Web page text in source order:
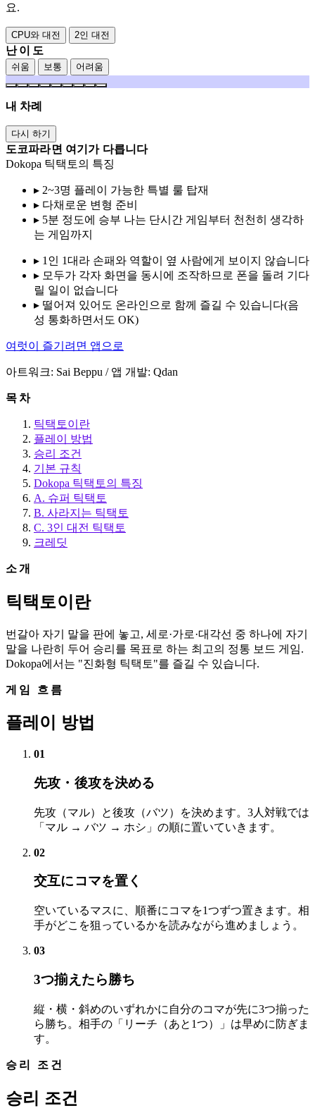
요.
CPU와 대전 2인 대전
난이도
쉬움 보통 어려움
내 차례
다시 하기
도코파라면 여기가 다릅니다
Dokopa 틱택토의 특징
▸ 2~3명 플레이 가능한 특별 룰 탑재
▸ 다채로운 변형 준비
▸ 5분 정도에 승부 나는 단시간 게임부터 천천히 생각하
는 게임까지
▸ 1인 1대라 손패와 역할이 옆 사람에게 보이지 않습니다
▸ 모두가 각자 화면을 동시에 조작하므로 폰을 돌려 기다
릴 일이 없습니다
▸ 떨어져 있어도 온라인으로 함께 즐길 수 있습니다(음
성 통화하면서도 OK)
여럿이 즐기려면 앱으로
아트워크: Sai Beppu / 앱 개발: Qdan
목차
틱택토이란
플레이 방법
승리 조건
기본 규칙
Dokopa 틱택토의 특징
A. 슈퍼 틱택토
B. 사라지는 틱택토
C. 3인 대전 틱택토
크레딧
소개
틱택토이란
번갈아 자기 말을 판에 놓고, 세로·가로·대각선 중 하나에 자기
말을 나란히 두어 승리를 목표로 하는 최고의 정통 보드 게임.
Dokopa에서는 "진화형 틱택토"를 즐길 수 있습니다.
게임 흐름
플레이 방법
01
先攻・後攻を決める
先攻（マル）と後攻（バツ）を決めます。3人対戦では
「マル → バツ → ホシ」の順に置いていきます。
02
交互にコマを置く
空いているマスに、順番にコマを1つずつ置きます。相
手がどこを狙っているかを読みながら進めましょう。
03
3つ揃えたら勝ち
縦・横・斜めのいずれかに自分のコマが先に3つ揃った
ら勝ち。相手の「リーチ（あと1つ）」は早めに防ぎま
す。
승리 조건
승리 조건